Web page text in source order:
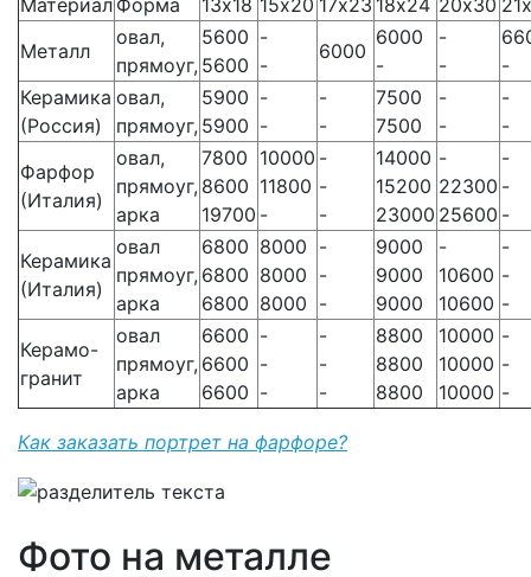
Материал Форма 13х18 15х20 17х23 18х24 20х30
Металл
овал,
прямоуг,
5600
5600
-
-
6000
6000
-
-
-
-
Керамика
(Россия)
овал,
прямоуг,
5900
5900
-
-
-
-
7500
7500
-
-
-
-
Фарфор
(Италия)
овал,
прямоуг,
арка
7800
8600
19700
10000
11800
-
-
-
-
14000
15200
23000
-
22300
25600
-
-
-
Керамика
(Италия)
овал
прямоуг,
арка
6800
6800
6800
8000
8000
8000
-
-
-
9000
9000
9000
-
10600
10600
-
-
-
Керамо-
гранит
овал
прямоуг,
арка
6600
6600
6600
-
-
-
-
-
-
8800
8800
8800
10000
10000
10000
-
-
-
Как заказать портрет на фарфоре?
Фото на металле